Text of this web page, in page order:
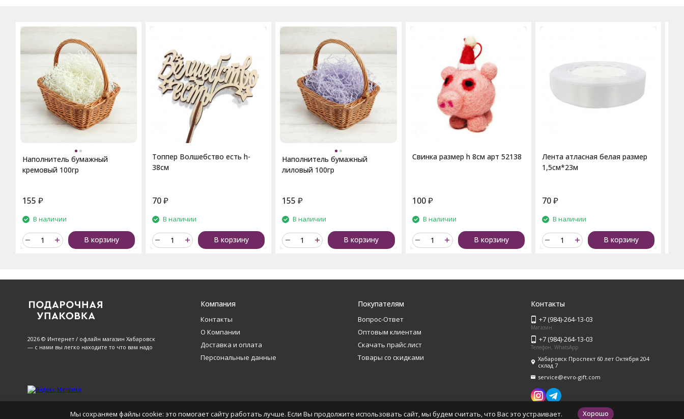
Наполнитель бумажный
кремовый 100гр
155 ₽
В наличии
В корзину
Топпер Волшебство есть h-
38см
70₽
В наличии
В корзину
Наполнитель бумажный
лиловый 100гр
155 ₽
В наличии
В корзину
Свинка размер h 8см арт 52138
100₽
В наличии
В корзину
Лента атласная белая размер
1,5см*23м
70₽
В наличии
В корзину
2026 © Интернет / офлайн магазин Хабаровск
— с нами вы легко находите то что вам надо
Компания
Контакты
О Компании
Доставка и оплата
Персональные данные
Покупателям
Вопрос-Ответ
Оптовым клиентам
Скачать прайс лист
Товары со скидками
Контакты
+7 (984)-264-13-03
Магазин
+7 (984)-264-13-03
Телефон, WhatsApp
Хабаровск Проспект 60 лет Октября 204
склад 7
service@evro-gift.com
Мы сохраняем файлы cookie: это помогает сайту работать лучше. Если Вы продолжите использовать сайт, мы будем считать, что Вас это устраивает. Хорошо